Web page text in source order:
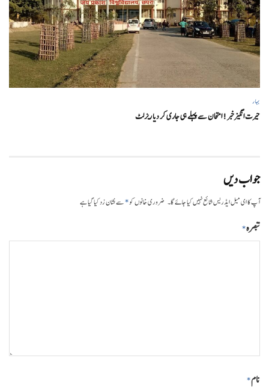
بہار
حیرت انگیزخبر ! امتحان سے پہلے ہی جاری کر دیا ریزلٹ
جواب دیں
آپ کا ای میل ایڈریس شائع نہیں کیا جائے گا۔ ضروری خانوں کو*سے نشان زد کیا گیا ہے
تبصرہ*
نام*